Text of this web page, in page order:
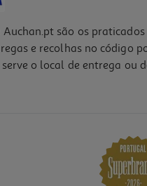
são os
e recolhas no
o local de entrega